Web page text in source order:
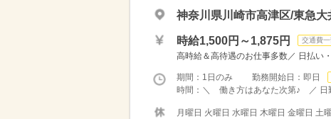
神奈川県川崎市高津区/東急大
時給1,500円～1,875円 交通費
高時給＆高待遇のお仕事多数／ 日払い
期間：1日のみ 勤務開始日：即日
時間：＼ 働き方はあなた次第♪ ／ 日
月曜日 火曜日 水曜日 木曜日 金曜日 土